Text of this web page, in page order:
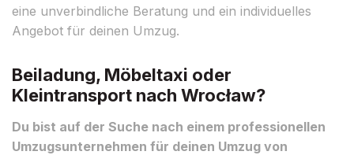
eine unverbindliche Beratung und ein individuelles
Angebot für deinen Umzug.
Beiladung, Möbeltaxi oder
Kleintransport nach Wrocław?
Du bist auf der Suche nach einem professionellen
Umzugsunternehmen für deinen Umzug von